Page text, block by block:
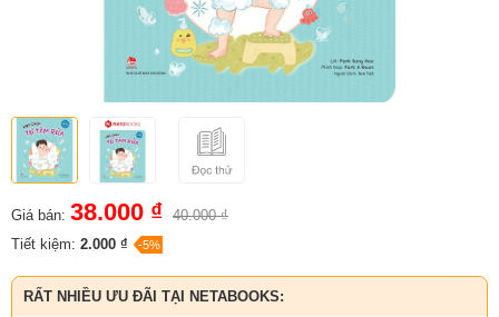
Giá bán: 38.000 ₫ 40.000 ₫
Tiết kiệm: 2.000 ₫ -5%
RẤT NHIỀU ƯU ĐÃI TẠI NETABOOKS: